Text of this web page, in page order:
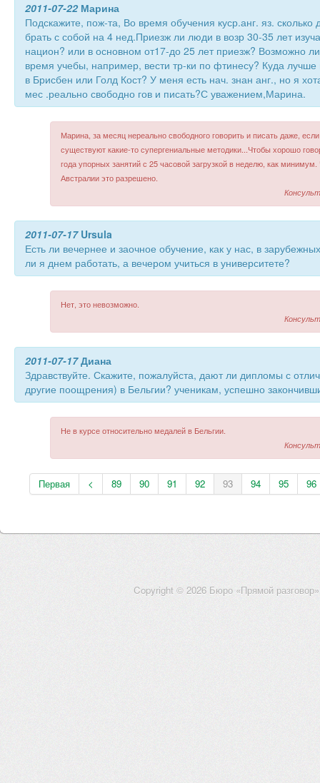
2011-07-22Марина
Подскажите, пож-та, Во время обучения куср.анг. яз. сколько
брать с собой на 4 нед.Приезж ли люди в возр 30-35 лет
национ? или в основном от17-до 25 лет приезж? Возможно
время учебы, например, вести тр-ки по фтинесу? Куда лучше
в Брисбен или Голд Кост? У меня есть нач. знан анг., но я
мес .реально свободно гов и писать?С уважением,Марина.
Марина, за месяц нереально свободного говорить и писать даже,
существуют какие-то супергениальные методики...Чтобы хорошо
года упорных занятий с 25 часовой загрузкой в неделю, как
Австралии это разрешено.
2011-07-17Ursula
Есть ли вечернее и заочное обучение, как у нас, в
ли я днем работать, а вечером учиться в университете?
Нет, это невозможно.
2011-07-17Диана
Здравствуйте. Скажите, пожалуйста, дают ли дипломы с
другие поощрения) в Бельгии? ученикам, успешно
Не в курсе относительно медалей в Бельгии.
Первая < 89 90 91 92 93 94 95 96
Copyright © 2026 Бюро «Прямой